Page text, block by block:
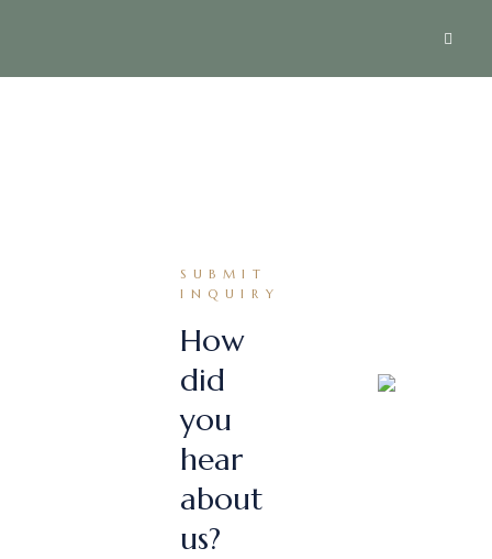
SUBMIT
INQUIRY
How
did
you
hear
about
us?